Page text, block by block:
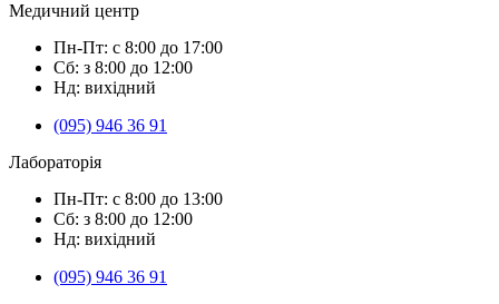
Медичний центр
Пн-Пт: с 8:00 до 17:00
Сб: з 8:00 до 12:00
Нд: вихідний
(095) 946 36 91
Лабораторія
Пн-Пт: с 8:00 до 13:00
Сб: з 8:00 до 12:00
Нд: вихідний
(095) 946 36 91